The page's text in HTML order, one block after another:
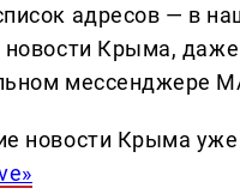
адресов — в
новости Крыма,
мессенджере
новости Крыма